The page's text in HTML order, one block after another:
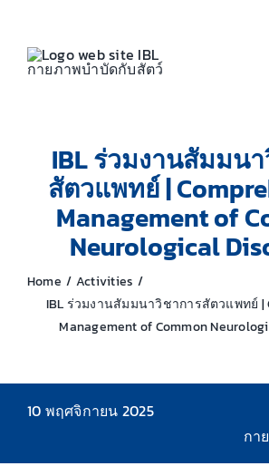
content
IBL ร่วมงานสัมมน
สัตวแพทย์ |
Management of
Neurological
Home
Activities
IBL ร่วมงานสัมมนาวิชาการสัตวแพทย์ |
Management of Common
10 พฤศจิกายน 2025
กา